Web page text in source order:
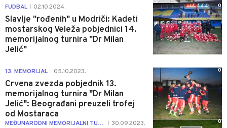
FUDBAL 02.10.2024.
Slavlje "rođenih" u Modriči: Kadeti
mostarskog Veleža pobjednici 14.
memorijalnog turnira "Dr Milan
Jelić"
0
13. MEMORIJAL 05.10.2023.
Crvena zvezda pobjednik 13.
memorijalnog turnira "Dr Milan
Jelić": Beograđani preuzeli trofej
od Mostaraca
0
MEĐUNARODNI MEMORIJALNI TURNIR 30.09.2023. 0